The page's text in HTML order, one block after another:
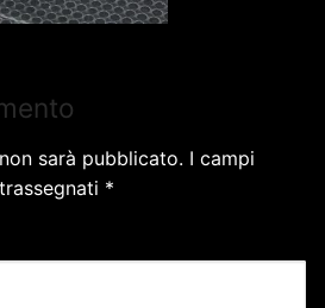
sarà pubblicato. I campi
*